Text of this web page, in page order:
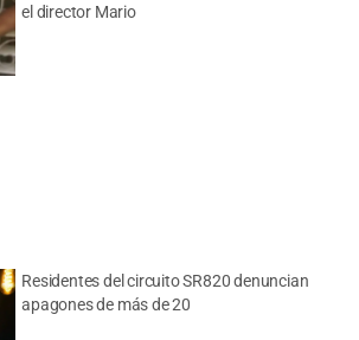
el director Mario
Residentes del circuito SR820 denuncian
apagones de más de 20